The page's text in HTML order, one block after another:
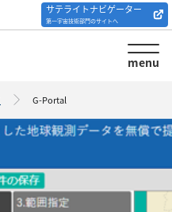
サテライトナビゲーター
第一宇宙技術部門のサイトへ
menu
解析ツール/サイトの
紹介
G-Portal